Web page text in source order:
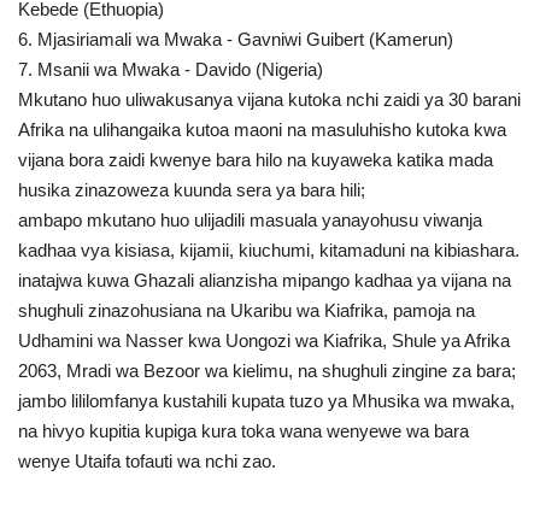
Kebede (Ethuopia)
6. Mjasiriamali wa Mwaka - Gavniwi Guibert (Kamerun)
7. Msanii wa Mwaka - Davido (Nigeria)
Mkutano huo uliwakusanya vijana kutoka nchi zaidi ya 30 barani
Afrika na ulihangaika kutoa maoni na masuluhisho kutoka kwa
vijana bora zaidi kwenye bara hilo na kuyaweka katika mada
husika zinazoweza kuunda sera ya bara hili;
ambapo mkutano huo ulijadili masuala yanayohusu viwanja
kadhaa vya kisiasa, kijamii, kiuchumi, kitamaduni na kibiashara.
inatajwa kuwa Ghazali alianzisha mipango kadhaa ya vijana na
shughuli zinazohusiana na Ukaribu wa Kiafrika, pamoja na
Udhamini wa Nasser kwa Uongozi wa Kiafrika, Shule ya Afrika
2063, Mradi wa Bezoor wa kielimu, na shughuli zingine za bara;
jambo lililomfanya kustahili kupata tuzo ya Mhusika wa mwaka,
na hivyo kupitia kupiga kura toka wana wenyewe wa bara
wenye Utaifa tofauti wa nchi zao.